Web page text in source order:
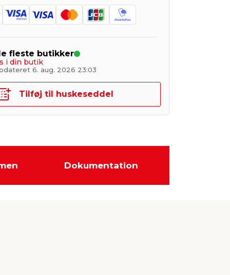
fleste butikker
i din butik
6. aug. 2026 23:03
Tilføj til huskeseddel
Dokumentation